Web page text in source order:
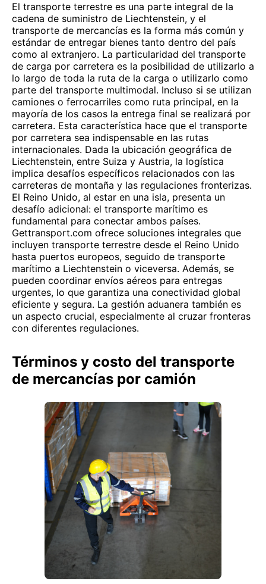
El transporte terrestre es una parte integral de la
cadena de suministro de Liechtenstein, y el
transporte de mercancías es la forma más común y
estándar de entregar bienes tanto dentro del país
como al extranjero. La particularidad del transporte
de carga por carretera es la posibilidad de utilizarlo a
lo largo de toda la ruta de la carga o utilizarlo como
parte del transporte multimodal. Incluso si se utilizan
camiones o ferrocarriles como ruta principal, en la
mayoría de los casos la entrega final se realizará por
carretera. Esta característica hace que el transporte
por carretera sea indispensable en las rutas
internacionales. Dada la ubicación geográfica de
Liechtenstein, entre Suiza y Austria, la logística
implica desafíos específicos relacionados con las
carreteras de montaña y las regulaciones fronterizas.
El Reino Unido, al estar en una isla, presenta un
desafío adicional: el transporte marítimo es
fundamental para conectar ambos países.
Gettransport.com ofrece soluciones integrales que
incluyen transporte terrestre desde el Reino Unido
hasta puertos europeos, seguido de transporte
marítimo a Liechtenstein o viceversa. Además, se
pueden coordinar envíos aéreos para entregas
urgentes, lo que garantiza una conectividad global
eficiente y segura. La gestión aduanera también es
un aspecto crucial, especialmente al cruzar fronteras
con diferentes regulaciones.
Términos y costo del transporte
de mercancías por camión